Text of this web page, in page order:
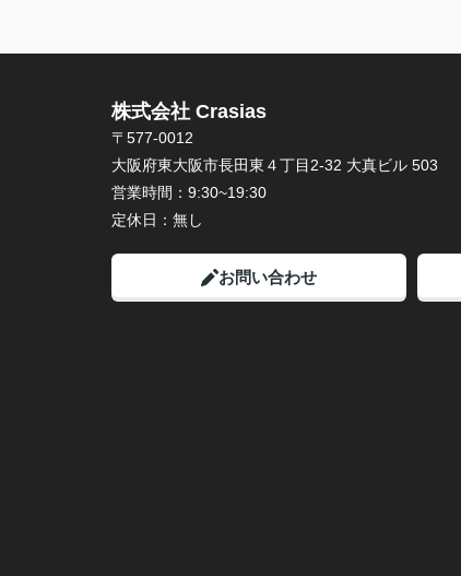
株式会社 Crasias
〒577-0012
大阪府東大阪市長田東４丁目2-32 大真ビル 503
営業時間： 9:30~19:30
定休日： 無し
お問い合わせ